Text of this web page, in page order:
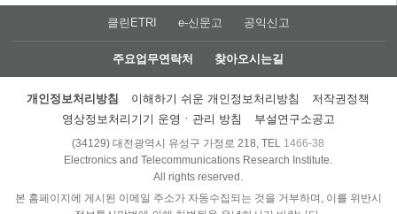
클린ETRI e-신문고 공익신고
주요업무연락처 찾아오시는길
개인정보처리방침 이해하기 쉬운 개인정보처리방침
저작권정책
영상정보처리기기 운영ㆍ관리 방침
부설연구소공고
(34129) 대전광역시 유성구 가정로 218, TEL 1466-38
Electronics and Telecommunications Research Institute.
All rights reserved.
본 홈페이지에 게시된 이메일 주소가 자동수집되는 것을 거부하며, 이를 위반시